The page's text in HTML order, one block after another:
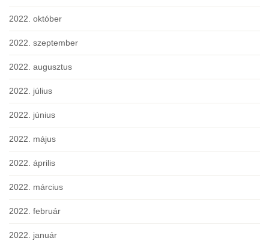
2022. október
2022. szeptember
2022. augusztus
2022. július
2022. június
2022. május
2022. április
2022. március
2022. február
2022. január